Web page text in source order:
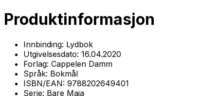
Produktinformasjon
Innbinding: Lydbok
Utgivelsesdato: 16.04.2020
Forlag: Cappelen Damm
Språk: Bokmål
ISBN/EAN: 9788202649401
Serie: Bare Maja